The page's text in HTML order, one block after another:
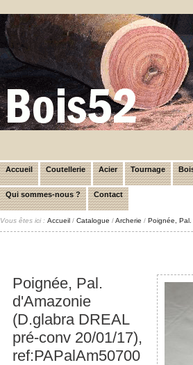
Accueil Coutellerie Acier Tournage
Qui sommes-nous ? Contact
Vous êtes ici : Accueil / Catalogue /Archerie / Poignée, Pal.
Poignée, Pal.
d'Amazonie
(D.glabra DREAL
pré-conv 20/01/17),
ref:PAPalAm50700